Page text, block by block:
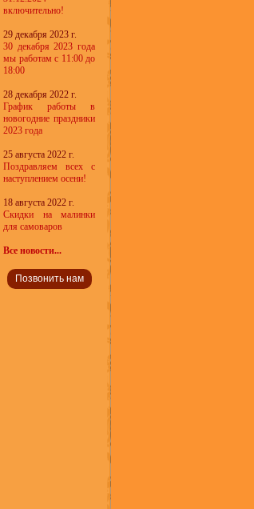
включительно!
29 декабря 2023 г.
30 декабря 2023 года
мы работам с 11:00 до
18:00
28 декабря 2022 г.
График работы в
новогодние праздники
2023 года
25 августа 2022 г.
Поздравляем всех с
наступлением осени!
18 августа 2022 г.
Скидки на малинки
для самоваров
Все новости...
Позвонить нам